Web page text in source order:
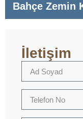
Bahçe Zemin
İletişim